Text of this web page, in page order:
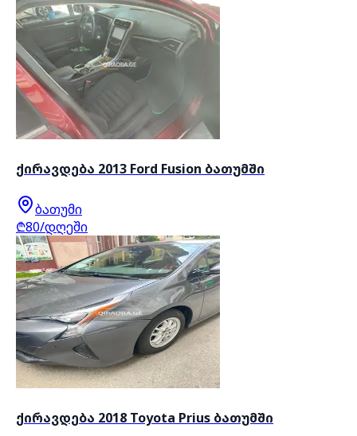
ქირავდება 2013 Ford Fusion ბათუმში
ბათუმი
₾80/დღეში
ქირავდება 2018 Toyota Prius ბათუმში